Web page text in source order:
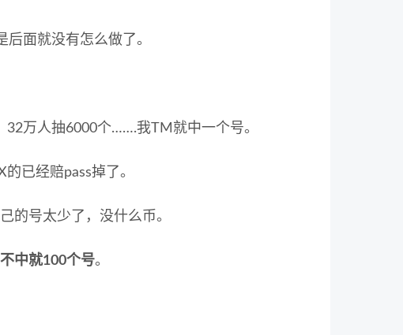
面就没有怎么做了。
32万人抽6000个…….我TM就中一个号。
已经赔pass掉了。
的号太少了，没什么币。
中就100个号。